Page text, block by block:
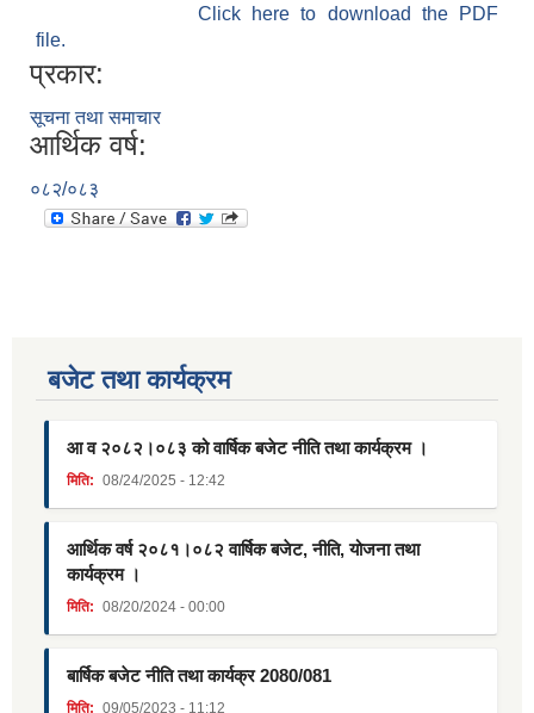
Click here to download the PDF
file.
प्रकार:
सूचना तथा समाचार
आर्थिक वर्ष:
०८२/०८३
बजेट तथा कार्यक्रम
आ व २०८२।०८३ को वार्षिक बजेट नीति तथा कार्यक्रम ।
मिति: 08/24/2025 - 12:42
आर्थिक वर्ष २०८१।०८२ वार्षिक बजेट, नीति, योजना तथा
कार्यक्रम ।
मिति: 08/20/2024 - 00:00
बार्षिक बजेट नीति तथा कार्यक्र 2080/081
मिति: 09/05/2023 - 11:12